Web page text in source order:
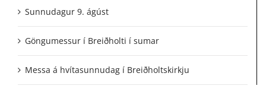
Sunnudagur 9. ágúst
Göngumessur í Breiðholti í sumar
Messa á hvítasunnudag í Breiðholtskirkju